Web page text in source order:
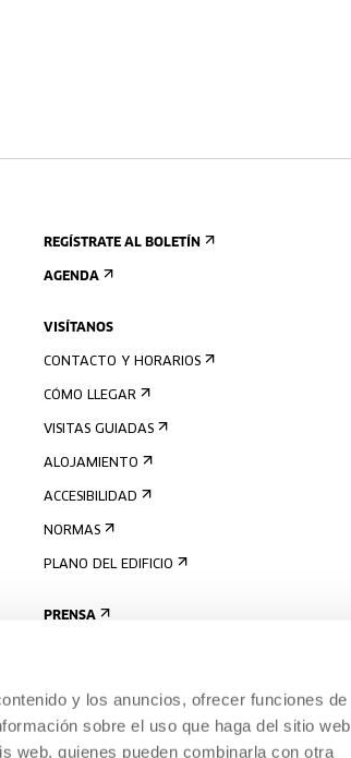
y los anuncios, ofrecer funciones de
sobre el uso que haga del sitio web
web, quienes pueden combinarla con otra
REGÍSTRATE AL BOLETÍN
AGENDA
VISÍTANOS
CONTACTO Y HORARIOS
CÓMO LLEGAR
VISITAS GUIADAS
ALOJAMIENTO
ACCESIBILIDAD
NORMAS
PLANO DEL EDIFICIO
PRENSA